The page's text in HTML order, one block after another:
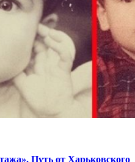
Путь от Харьковского